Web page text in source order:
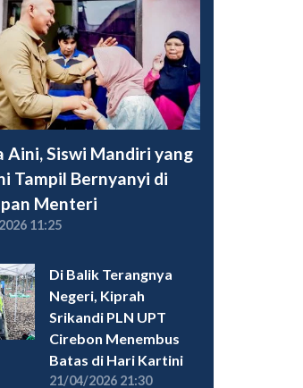
Aini, Siswi Mandiri yang
Tampil Bernyanyi di
Menteri
11:25
Di Balik Terangnya
Negeri, Kiprah
Srikandi PLN UPT
Cirebon Menembus
Batas di Hari Kartini
21/04/2026 21:30